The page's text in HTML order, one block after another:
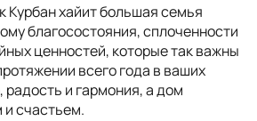
Курбан хайит большая семья
благосостояния, сплоченности
ценностей, которые так важны
всего года в ваших
и гармония, а дом
и счастьем.